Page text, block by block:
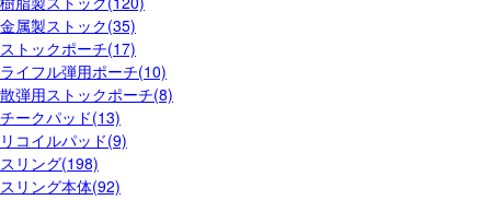
金属製ストック(35)
ストックポーチ(17)
ライフル弾用ポーチ(10)
散弾用ストックポーチ(8)
チークパッド(13)
リコイルパッド(9)
スリング(198)
スリング本体(92)